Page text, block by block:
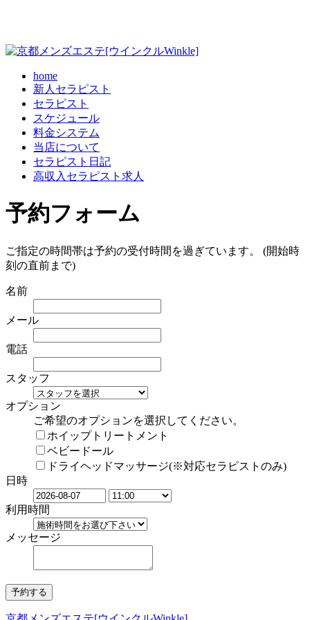
home
新人セラピスト
セラピスト
スケジュール
料金システム
当店について
セラピスト日記
高収入セラピスト求人
予約フォーム
ご指定の時間帯は予約の受付時間を過ぎています。 (開始時
刻の直前まで)
名前
メール
電話
スタッフ
オプション
ご希望のオプションを選択してください。
ホイップトリートメント
ベビードール
ドライヘッドマッサージ(※対応セラピストのみ)
日時
利用時間
メッセージ